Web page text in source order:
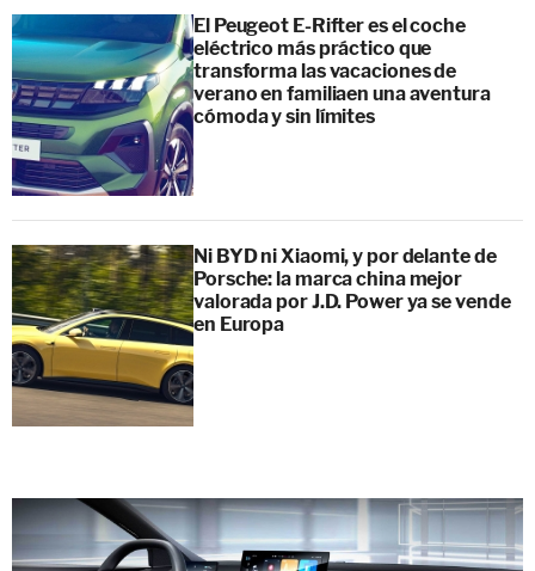
El Peugeot E-Rifter es el coche
eléctrico más práctico que
transforma las vacaciones de
verano en familiaen una aventura
cómoda y sin límites
Ni BYD ni Xiaomi, y por delante de
Porsche: la marca china mejor
valorada por J.D. Power ya se vende
en Europa